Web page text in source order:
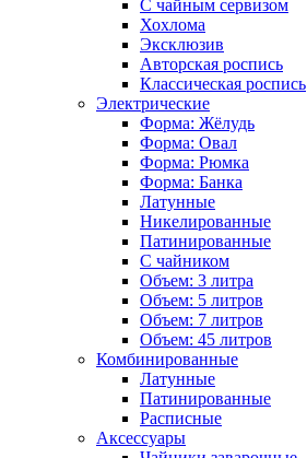
С чайным сервизом
Хохлома
Эксклюзив
Авторская роспись
Классическая роспись
Электрические
Форма: Жёлудь
Форма: Овал
Форма: Рюмка
Форма: Банка
Латунные
Никелированные
Патинированные
С чайником
Объем: 3 литра
Объем: 5 литров
Объем: 7 литров
Объем: 45 литров
Комбинированные
Латунные
Патинированные
Расписные
Аксессуары